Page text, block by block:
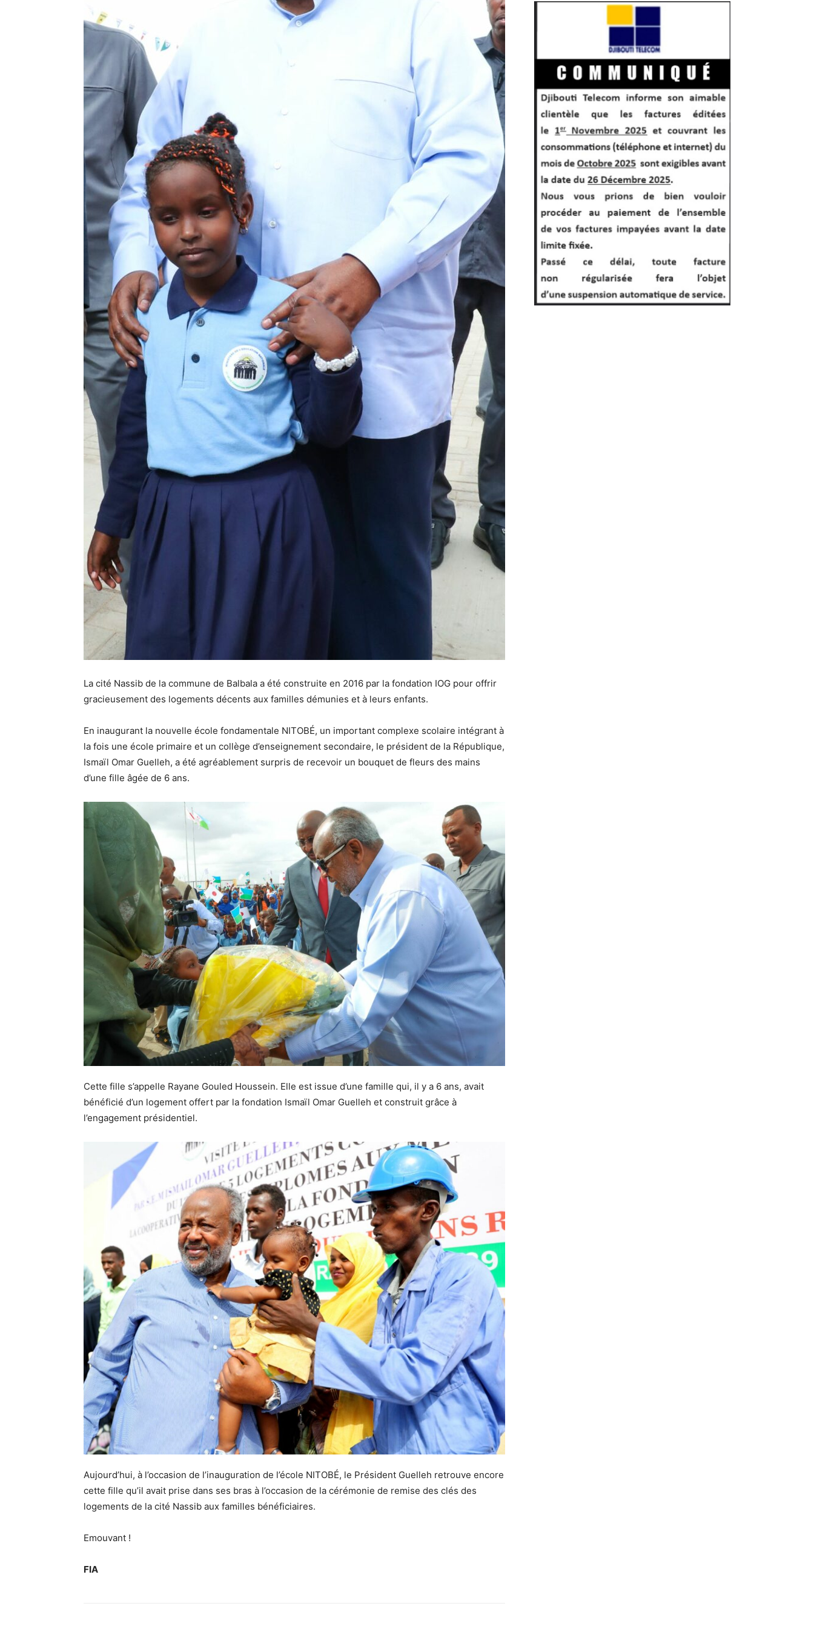
La cité Nassib de la commune de Balbala a été construite en 2016 par la fondation IOG pour offrir
gracieusement des logements décents aux familles démunies et à leurs enfants.
En inaugurant la nouvelle école fondamentale NITOBÉ, un important complexe scolaire intégrant à
la fois une école primaire et un collège d’enseignement secondaire, le président de la République,
Ismaïl Omar Guelleh, a été agréablement surpris de recevoir un bouquet de fleurs des mains
d’une fille âgée de 6 ans.
Cette fille s’appelle Rayane Gouled Houssein. Elle est issue d’une famille qui, il y a 6 ans, avait
bénéficié d’un logement offert par la fondation Ismaïl Omar Guelleh et construit grâce à
l’engagement présidentiel.
Aujourd’hui, à l’occasion de l’inauguration de l’école NITOBÉ, le Président Guelleh retrouve encore
cette fille qu’il avait prise dans ses bras à l’occasion de la cérémonie de remise des clés des
logements de la cité Nassib aux familles bénéficiaires.
Emouvant !
FIA